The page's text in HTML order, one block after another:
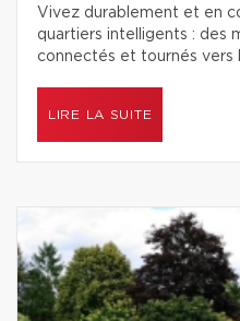
Vivez durablement et en
quartiers intelligents : des
connectés et tournés vers
LIRE LA SUITE